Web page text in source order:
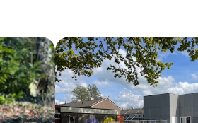
het
verschil
als
Huismeester
/